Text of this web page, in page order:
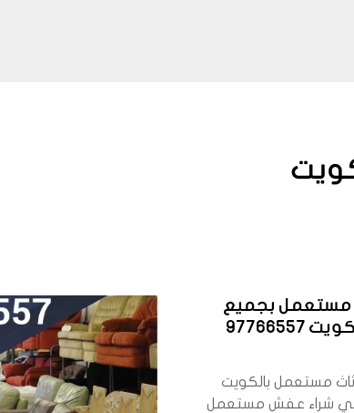
مستعمل بجميع
مستعمل بالكويت
شراء عفش مستعمل